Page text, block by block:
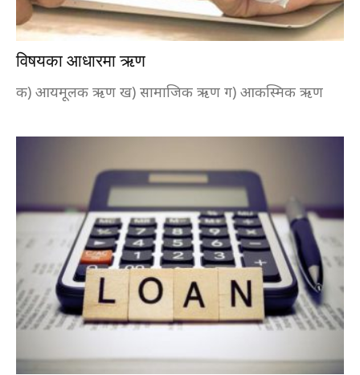
विषयका आधारमा ऋण
क) आयमूलक ऋण ख) सामाजिक ऋण ग) आकस्मिक ऋण